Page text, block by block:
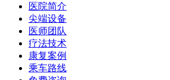
医院简介
尖端设备
医师团队
疗法技术
康复案例
乘车路线